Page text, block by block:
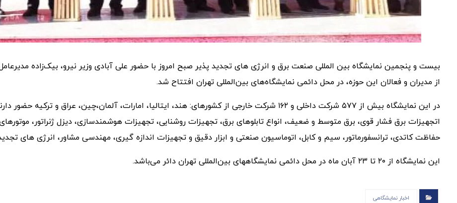
بیست و پنجمین نمایشگاه بین المللی صنعت برق و انرژی های تجدید پذیر صبح امروز با حضور علی آبادی وزیر نیرو، بیک‌زاده
از مدیران و فعالان این حوزه، در محل دائمی نمایشگاه‌های بین‌المللی تهران افتتاح شد.
در این نمایشگاه بیش از ۵۷۷ شرکت داخلی و ۱۶۲ شرکت خارجی از کشورهای: هند، ایتالیا، امارات، آلمان،چین،
اتجهیزات برق فشار قوی، برق متوسط و ضعیف، انواع تابلوهای برق، تجهیزات روشنایی، تجهیزات هوشمندسازی، دیزل ژنراتور،
حفاظت کاتدی، ترانسفورماتور، سیم و کابل، اتوماسیون صنعتی و ابزار دقیق و تجهیزات اندازه گیری، مهندسی مشاور، انرژی های
این نمایشگاه از ۲۰ تا ۲۳ آبان ماه در محل دائمی نمایشگاههای بین‌المللی تهران دائر می‌باشد.
اخبار نمایشگاهی